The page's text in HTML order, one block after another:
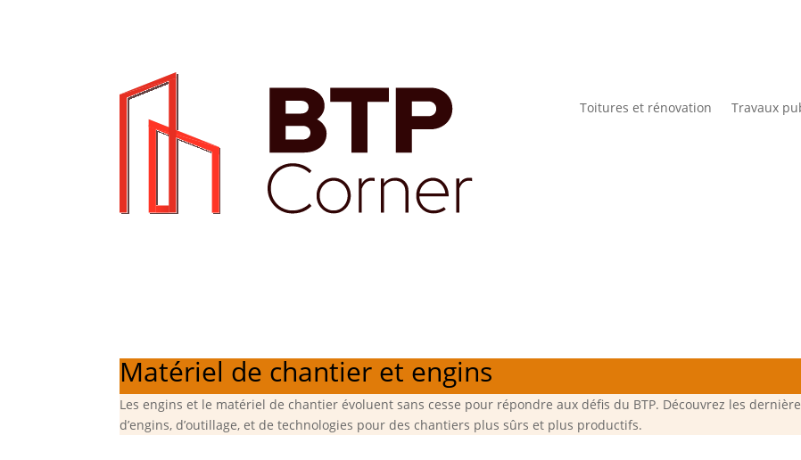
Toitures et rénovation Travaux
Matériel de chantier et engins
Les engins et le matériel de chantier évoluent sans cesse pour répondre aux défis du BTP. Découvrez les
d’engins, d’outillage, et de technologies pour des chantiers plus sûrs et plus productifs.